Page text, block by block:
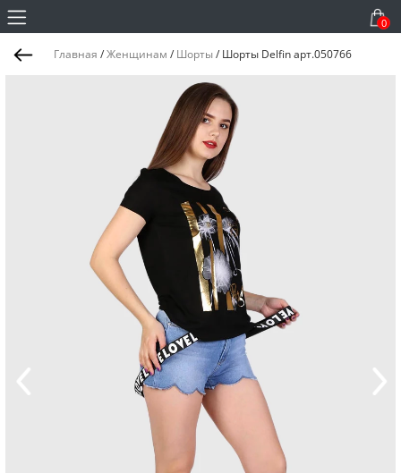
0
Главная /Женщинам / Шорты/ Шорты Delfin арт.050766